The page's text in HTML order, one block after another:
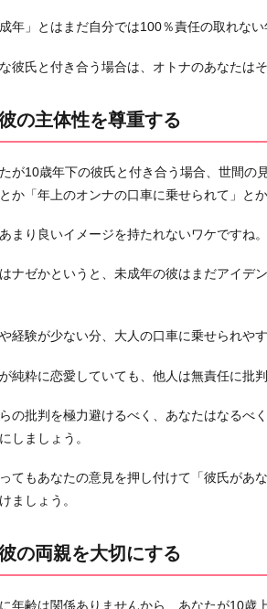
る
3.
両
を
大
に
当
な
律
遵
5.
成年」とはまだ自分では100％責任の取れない
彼氏と付き合う場合は、オトナのあなたは
の主体性を尊重する
が10歳年下の彼氏と付き合う場合、世間の
か「年上のオンナの口車に乗せられて」とか
まり良いイメージを持たれないワケですね。
ナゼかというと、未成年の彼はまだアイデ
経験が少ない分、大人の口車に乗せられや
純粋に恋愛していても、他人は無責任に批判
の批判を極力避けるべく、あなたはなるべ
しましょう。
てもあなたの意見を押し付けて「彼氏があ
ましょう。
の両親を大切にする
年齢は関係ありませんから、あなたが10歳